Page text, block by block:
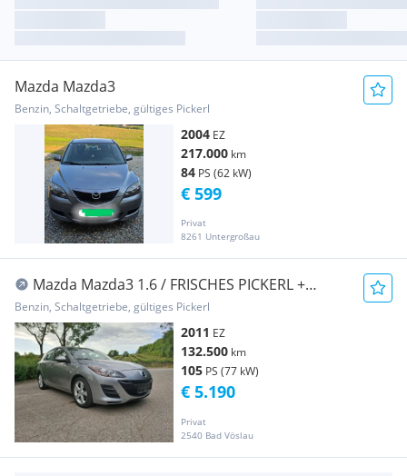
Mazda Mazda3
Benzin, Schaltgetriebe, gültiges Pickerl
2004 EZ
217.000 km
84 PS (62 kW)
Privat
8261 Untergroßau
€ 599
Mazda Mazda3 1.6 / FRISCHES PICKERL +
SERVICE
Benzin, Schaltgetriebe, gültiges Pickerl
2011 EZ
132.500 km
105 PS (77 kW)
Privat
2540 Bad Vöslau
€ 5.190